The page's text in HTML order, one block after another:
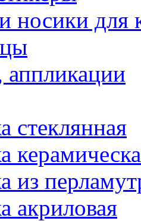
носики для
аппликации
стеклянная
из
акриловая